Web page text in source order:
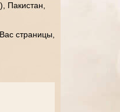
Пакистан,
страницы,